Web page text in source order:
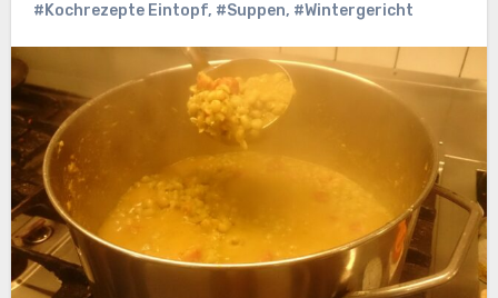
#Kochrezepte Eintopf, #Suppen, #Wintergericht